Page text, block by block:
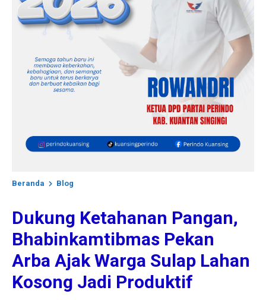
Beranda Blog
Dukung Ketahanan Pangan,
Bhabinkamtibmas Pekan
Arba Ajak Warga Sulap Lahan
Kosong Jadi Produktif